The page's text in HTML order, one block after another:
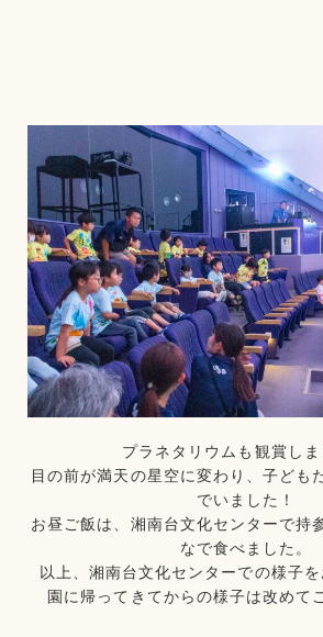
プラネタリウムも観賞しま
目の前が満天の星空に変わり、子ども
でいました！
お昼ご飯は、湘南台文化センターで持
なで食べました。
以上、湘南台文化センターでの様子を
園に帰ってきてからの様子は改めて